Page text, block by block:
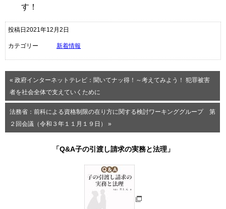
す！
投稿日2021年12月2日
カテゴリー 新着情報
« 政府インターネットテレビ：聞いてナッ得！～考えてみよう！ 犯罪被害
者を社会全体で支えていくために
法務省：前科による資格制限の在り方に関する検討ワーキンググループ 第
２回会議（令和３年１１月１９日） »
「Q&A子の引渡し請求の実務と法理」